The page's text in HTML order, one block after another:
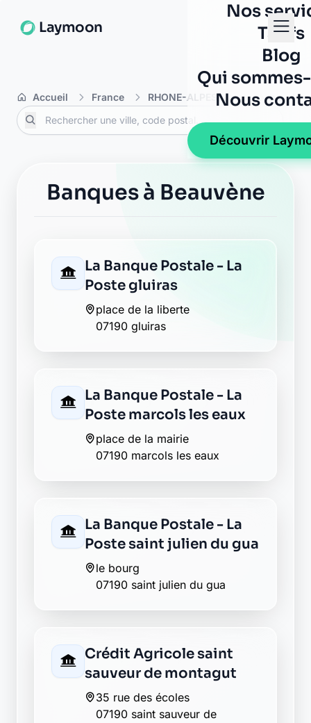
Laymoon
Nos
Tarifs
Blog
Qui
Nous
Découvrir
Accueil France RHONE-ALPES Ardèche
Banques à Beauvène
La Banque Postale - La
Poste gluiras
place de la liberte
07190 gluiras
La Banque Postale - La
Poste marcols les eaux
place de la mairie
07190 marcols les eaux
La Banque Postale - La
Poste saint julien du gua
le bourg
07190 saint julien du gua
Crédit Agricole saint
sauveur de montagut
35 rue des écoles
07190 saint sauveur de